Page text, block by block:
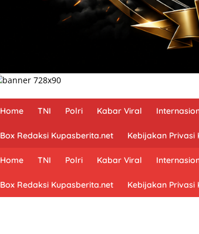
Home TNI Polri Kabar Viral
Box Redaksi Kupasberita.net Kebijakan Privasi
Home TNI Polri Kabar Viral
Box Redaksi Kupasberita.net Kebijakan Privasi